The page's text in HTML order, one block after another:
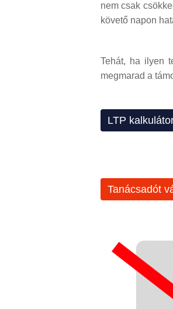
nem csak
követő napon
Tehát, ha ilyen
megmarad a
LTP
Tanácsadót